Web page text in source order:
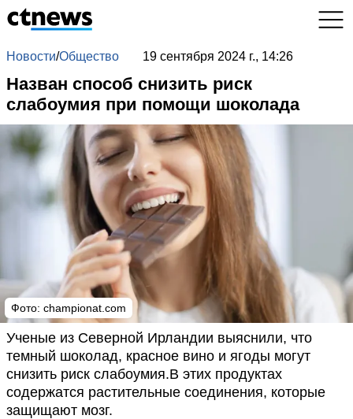
Новости/Общество 19 сентября 2024 г., 14:26
Назван способ снизить риск
слабоумия при помощи шоколада
Фото: championat.com
Ученые из Северной Ирландии выяснили, что
темный шоколад, красное вино и ягоды могут
снизить риск слабоумия.В этих продуктах
содержатся растительные соединения, которые
защищают мозг.